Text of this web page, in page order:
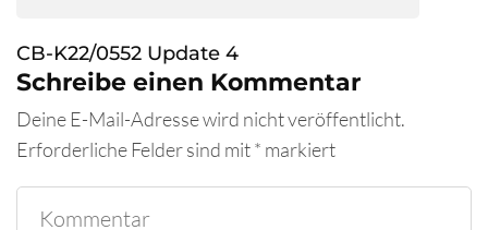
CB-K22/0552 Update 4
Schreibe einen Kommentar
Deine E-Mail-Adresse wird nicht veröffentlicht.
Erforderliche Felder sind mit* markiert